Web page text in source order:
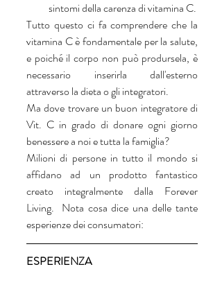
Tutto questo ci fa comprendere che la
vitamina C è fondamentale per la salute,
e poiché il corpo non può prodursela, è
necessario inserirla dall'esterno
attraverso la dieta o gli integratori.
Ma dove trovare un buon integratore di
Vit. C in grado di donare ogni giorno
benessere a noi e tutta la famiglia?
Milioni di persone in tutto il mondo si
affidano ad un prodotto fantastico
creato integralmente dalla Forever
Living.  Nota cosa dice una delle tante
esperienze dei consumatori:
ESPERIENZA